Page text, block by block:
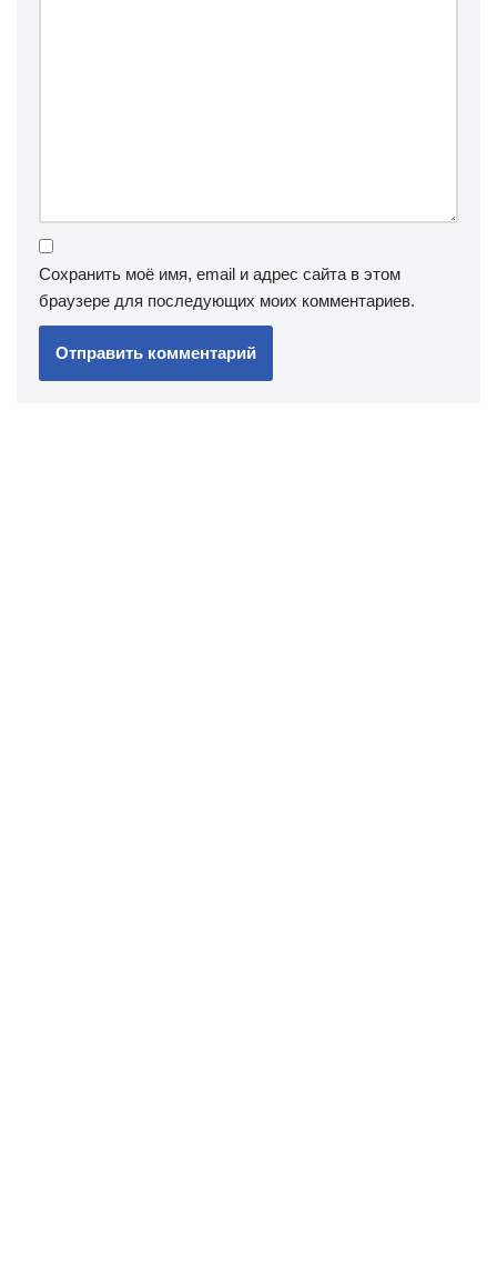
Сохранить моё имя, email и адрес сайта в этом
браузере для последующих моих комментариев.